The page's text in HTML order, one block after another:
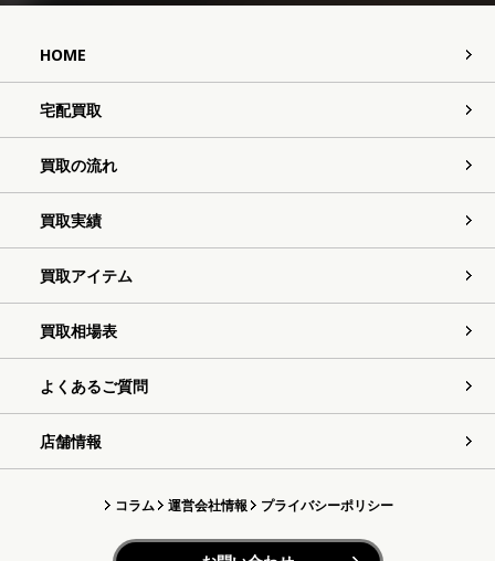
HOME
宅配買取
買取の流れ
買取実績
買取アイテム
買取相場表
よくあるご質問
店舗情報
コラム 運営会社情報 プライバシーポリシー